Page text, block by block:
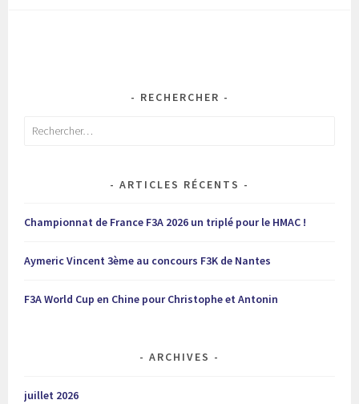
RECHERCHER
Rechercher :
ARTICLES RÉCENTS
Championnat de France F3A 2026 un triplé pour le HMAC !
Aymeric Vincent 3ème au concours F3K de Nantes
F3A World Cup en Chine pour Christophe et Antonin
ARCHIVES
juillet 2026